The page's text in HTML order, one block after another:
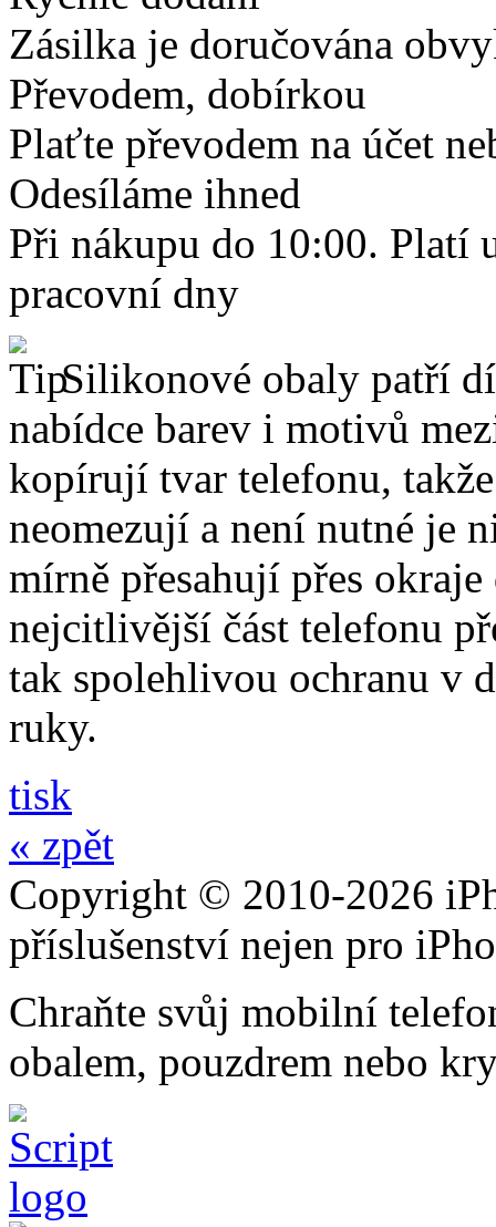
Zásilka je doručována
Převodem, dobírkou
Plaťte převodem na účet
Odesíláme ihned
Při nákupu do 10:00. Platí
pracovní dny
Silikonové obaly patří
nabídce barev i motivů
kopírují tvar telefonu,
neomezují a není nutné je
mírně přesahují přes
nejcitlivější část telefonu
tak spolehlivou ochranu v
ruky.
tisk
« zpět
Copyright © 2010-2026
příslušenství nejen pro
Chraňte svůj mobilní
obalem, pouzdrem nebo